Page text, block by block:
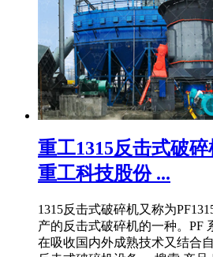
重工1315反击式破
重工科技股份 ...
1315反击式破碎机又称为
产的反击式破碎机的一种。PF
在吸收国内外成熟技术又结合